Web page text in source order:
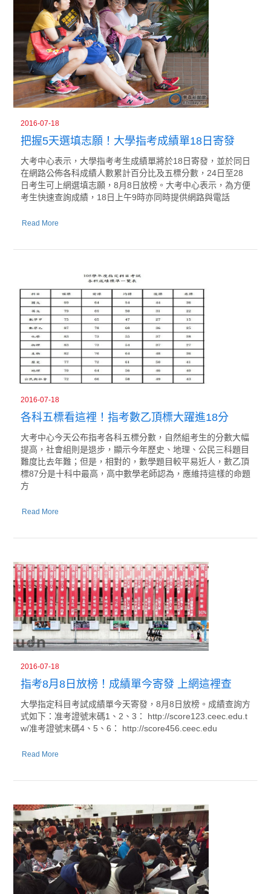
2016-07-18
把握5天選填志願！大學指考成績單18日寄發
大考中心表示，大學指考考生成績單將於18日寄發，並於同日
在網路公佈各科成績人數累計百分比及五標分數，24日至28
日考生可上網選填志願，8月8日放榜。大考中心表示，為方便
考生快速查詢成績，18日上午9時亦同時提供網路與電話
Read More
2016-07-18
各科五標看這裡！指考數乙頂標大躍進18分
大考中心今天公布指考各科五標分數，自然組考生的分數大幅
提高，社會組則是退步，顯示今年歷史、地理、公民三科題目
難度比去年難；但是，相對的，數學題目較平易近人，數乙頂
標87分是十科中最高，高中數學老師認為，應維持這樣的命題
方
Read More
2016-07-18
指考8月8日放榜！成績單今寄發 上網這裡查
大學指定科目考試成績單今天寄發，8月8日放榜。成績查詢方
式如下：准考證號末碼1、2、3： http://score123.ceec.edu.t
w/准考證號末碼4、5、6： http://score456.ceec.edu
Read More